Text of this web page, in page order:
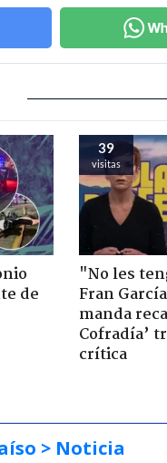
de
39
visitas
"No les
Fran
manda
Cofradía’
crítica
> Noticia